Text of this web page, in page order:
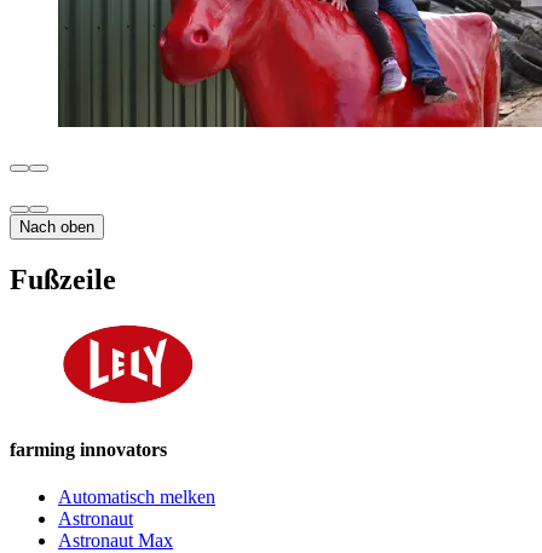
Nach oben
Fußzeile
farming innovators
Automatisch melken
Astronaut
Astronaut Max